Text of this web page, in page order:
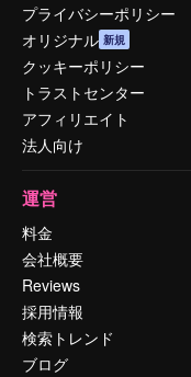
プライバシーポリシー
オリジナル 新規
クッキーポリシー
トラストセンター
アフィリエイト
法人向け
運営
料金
会社概要
Reviews
採用情報
検索トレンド
ブログ